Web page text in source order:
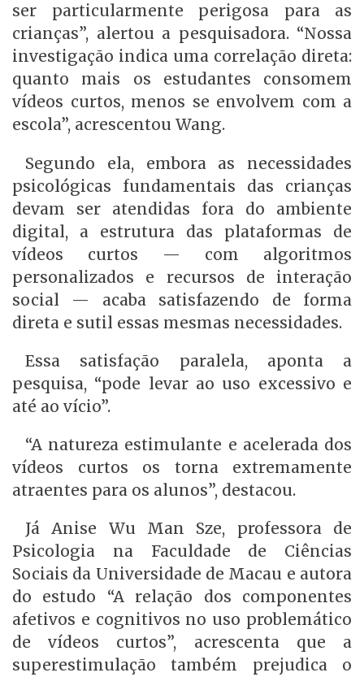
ser particularmente perigosa para as
crianças”, alertou a pesquisadora. “Nossa
investigação indica uma correlação direta:
quanto mais os estudantes consomem
vídeos curtos, menos se envolvem com a
escola”, acrescentou Wang.
Segundo ela, embora as necessidades
psicológicas fundamentais das crianças
devam ser atendidas fora do ambiente
digital, a estrutura das plataformas de
vídeos curtos — com algoritmos
personalizados e recursos de interação
social — acaba satisfazendo de forma
direta e sutil essas mesmas necessidades.
Essa satisfação paralela, aponta a
pesquisa, “pode levar ao uso excessivo e
até ao vício”.
“A natureza estimulante e acelerada dos
vídeos curtos os torna extremamente
atraentes para os alunos”, destacou.
Já Anise Wu Man Sze, professora de
Psicologia na Faculdade de Ciências
Sociais da Universidade de Macau e autora
do estudo “A relação dos componentes
afetivos e cognitivos no uso problemático
de vídeos curtos”, acrescenta que a
superestimulação também prejudica o